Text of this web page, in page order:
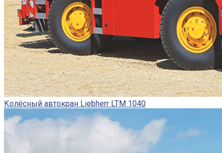
Колёсный автокран Liebherr LTM 1040